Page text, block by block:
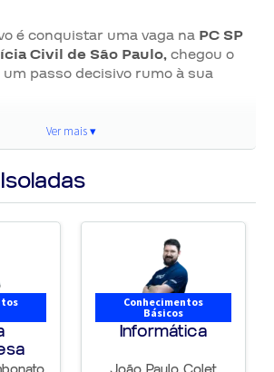
é conquistar uma vaga na PC SP
Civil de São Paulo,chegou o
passo decisivo rumo à sua
para a PC SP?
Polícia Civil de São Paulo
judiciária do país, atuando
criminal, produção de
ao crime organizado ⚖️🔍
exige
raciocínio rápido,
e preparo constante
a justiça.
Ver mais ▾
Conhecimentos
Básicos
Informática